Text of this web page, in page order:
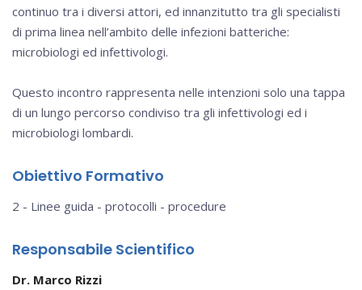
continuo tra i diversi attori, ed innanzitutto tra gli specialisti
di prima linea nell’ambito delle infezioni batteriche:
microbiologi ed infettivologi.
Questo incontro rappresenta nelle intenzioni solo una tappa
di un lungo percorso condiviso tra gli infettivologi ed i
microbiologi lombardi.
Obiettivo Formativo
2 - Linee guida - protocolli - procedure
Responsabile Scientifico
Dr. Marco Rizzi